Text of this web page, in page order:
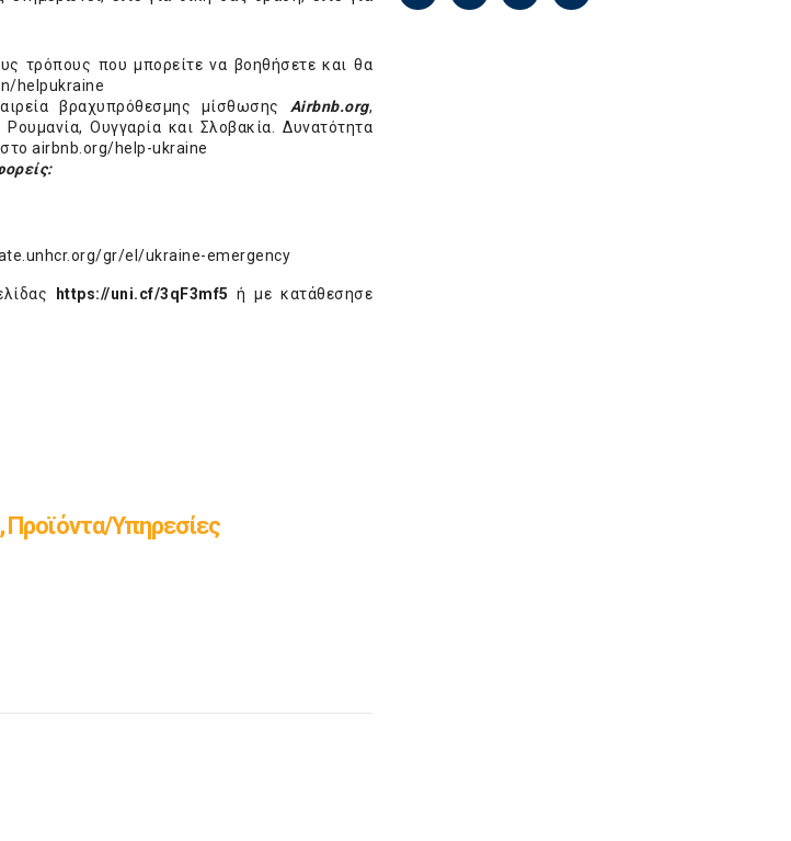
τρόπους που μπορείτε να βοηθήσετε και θα
helpukraine
βραχυπρόθεσμης μίσθωσης Airbnb.org,
Ουγγαρία και Σλοβακία. Δυνατότητα
στοairbnb.org/help-ukraine
unhcr.org/gr/el /ukraine-emergency
https://uni.cf/3qF3mf5 ή με κατάθεσησε
Προϊόντα/Υπηρεσίες